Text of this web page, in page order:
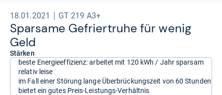
18.01.2021 GT 219 A3+
Spar­same Gefrier­truhe für wenig
Geld
Stärken
beste Energieeffizienz: arbeitet mit 120 kWh / Jahr sparsam
relativ leise
im Fall einer Störung lange Überbrückungszeit von 60 Stunden
bietet ein gutes Preis-Leistungs-Verhältnis